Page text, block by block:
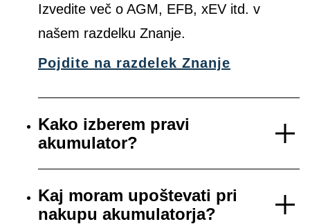
Izvedite več o AGM, EFB, xEV itd. v
našem razdelku Znanje.
Pojdite na razdelek Znanje
Kako izberem pravi
akumulator?
Kaj moram upoštevati pri
nakupu akumulatorja?